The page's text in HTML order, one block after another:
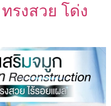
รงสวย โด่ง